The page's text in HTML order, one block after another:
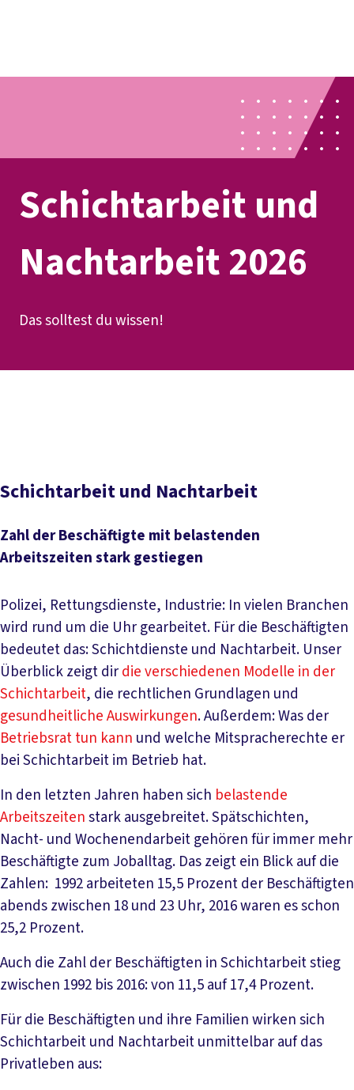
Politik
Schichtarbeit und
Nachtarbeit 2026
Das solltest du wissen!
Schichtarbeit und Nachtarbeit
Zahl der Beschäftigte mit belastenden
Arbeitszeiten stark gestiegen
Polizei, Rettungsdienste, Industrie: In vielen Branchen
wird rund um die Uhr gearbeitet. Für die Beschäftigten
bedeutet das: Schichtdienste und Nachtarbeit. Unser
Überblick zeigt dirdie verschiedenen Modelle in der
Schichtarbeit, die rechtlichen Grundlagen und
gesundheitliche Auswirkungen. Außerdem: Was der
Betriebsrat tun kann und welche Mitspracherechte er
bei Schichtarbeit im Betrieb hat.
In den letzten Jahren haben sich belastende
Arbeitszeitenstark ausgebreitet. Spätschichten,
Nacht- und Wochenendarbeit gehören für immer mehr
Beschäftigte zum Joballtag. Das zeigt ein Blick auf die
Zahlen: 1992 arbeiteten 15,5 Prozent der Beschäftigten
abends zwischen 18 und 23 Uhr, 2016 waren es schon
25,2 Prozent.
Auch die Zahl der Beschäftigten in Schichtarbeit stieg
zwischen 1992 bis 2016: von 11,5 auf 17,4 Prozent.
Für die Beschäftigten und ihre Familien wirken sich
Schichtarbeit und Nachtarbeit unmittelbar auf das
Privatleben aus: